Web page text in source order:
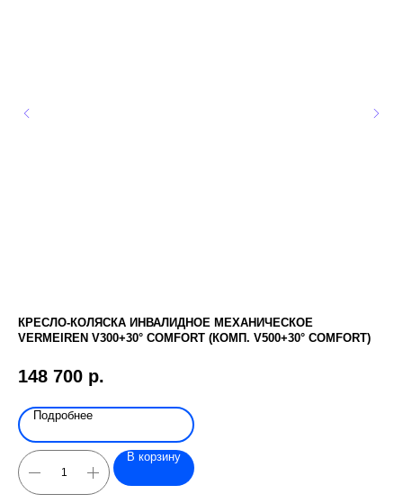
КРЕСЛО-КОЛЯСКА ИНВАЛИДНОЕ МЕХАНИЧЕСКОЕ
VERMEIREN V300+30° COMFORT (КОМП. V500+30° COMFORT)
148 700 р.
Подробнее
В корзину